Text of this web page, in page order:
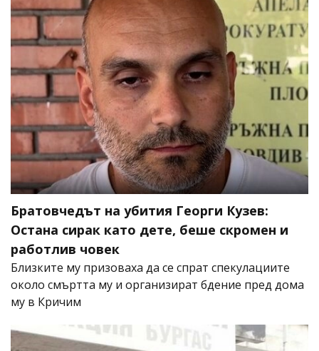
Братовчедът на убития Георги Кузев:
Остана сирак като дете, беше скромен и
работлив човек
Близките му призоваха да се спрат спекулациите
около смъртта му и организират бдение пред дома
му в Кричим